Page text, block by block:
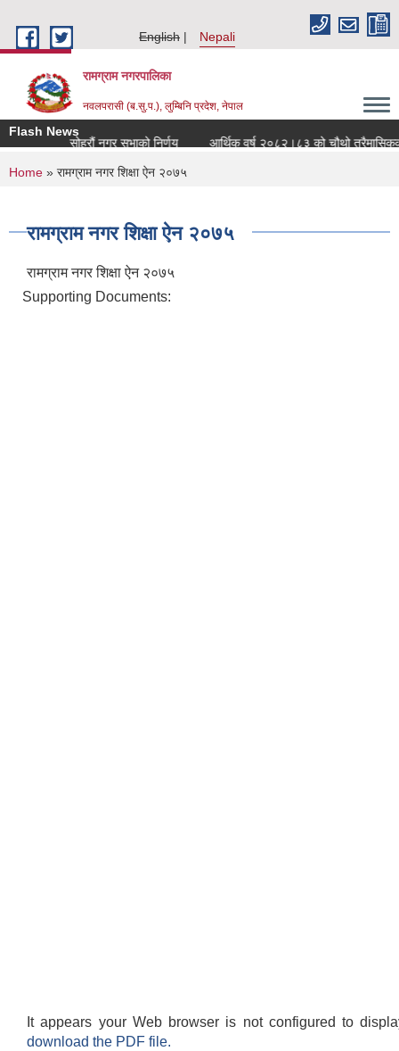
English
Nepali
रामग्राम नगरपालिका
नवलपरासी (ब.सु.प.), लुम्बिनि प्रदेश, नेपाल
Flash News
सोह्रौं नगर सभाको निर्णय आर्थिक वर्ष २०८२।८३ को चौथो
You are here
Home » रामग्राम नगर शिक्षा ऐन २०७५
रामग्राम नगर शिक्षा ऐन २०७५
रामग्राम नगर शिक्षा ऐन २०७५
Supporting Documents:
It appears your Web browser is not configured to
download the PDF file.